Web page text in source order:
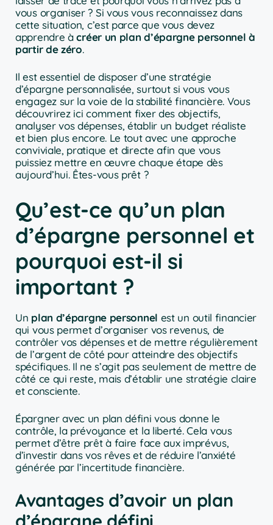
vous organiser ? Si vous vous reconnaissez dans
cette situation, c’est parce que vous devez
apprendre àcréer un plan d’épargne personnel à
partir de zéro.
Il est essentiel de disposer d’une stratégie
d’épargne personnalisée, surtout si vous vous
engagez sur la voie de la stabilité financière. Vous
découvrirez ici comment fixer des objectifs,
analyser vos dépenses, établir un budget réaliste
et bien plus encore. Le tout avec une approche
conviviale, pratique et directe afin que vous
puissiez mettre en œuvre chaque étape dès
aujourd’hui. Êtes-vous prêt ?
Qu’est-ce qu’un plan
d’épargne personnel et
pourquoi est-il si
important ?
Un plan d’épargne personnel est un outil financier
qui vous permet d’organiser vos revenus, de
contrôler vos dépenses et de mettre régulièrement
de l’argent de côté pour atteindre des objectifs
spécifiques. Il ne s’agit pas seulement de mettre de
côté ce qui reste, mais d’établir une stratégie claire
et consciente.
Épargner avec un plan défini vous donne le
contrôle, la prévoyance et la liberté. Cela vous
permet d’être prêt à faire face aux imprévus,
d’investir dans vos rêves et de réduire l’anxiété
générée par l’incertitude financière.
Avantages d’avoir un plan